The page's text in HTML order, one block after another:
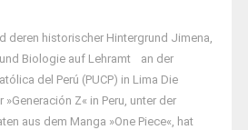
deren historischer Hintergrund Jimena,
Biologie auf Lehramt an der
del Perú (PUCP) in Lima Die
Z« in Peru, unter der
aus dem Manga »One Piece«, hat